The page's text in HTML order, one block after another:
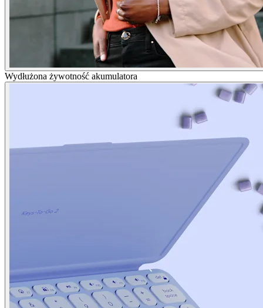
Wydłużona żywotność akumulatora